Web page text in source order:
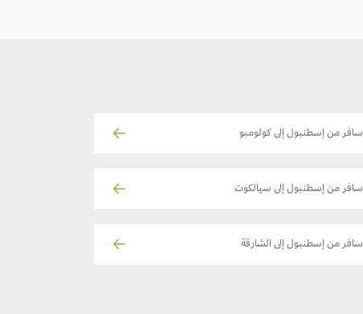
سافر من إسطنبول إلى كولومبو
سافر من إسطنبول إلى سيالكوت
سافر من إسطنبول إلى الشارقة